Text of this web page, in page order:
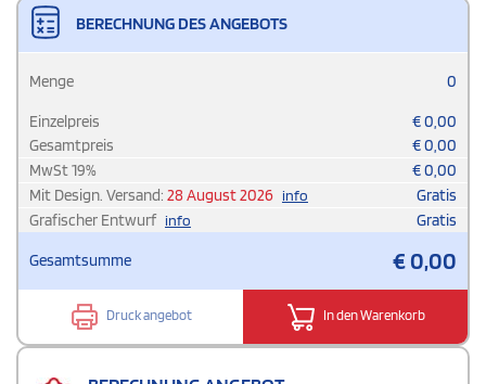
BERECHNUNG DES ANGEBOTS
Menge 0
Einzelpreis €0,00
Gesamtpreis
€0,00
MwSt19% €0,00
Mit Design. Versand: 28 August 2026 info
Gratis
Grafischer Entwurf info Gratis
Gesamtsumme €0,00
Druck angebot In den Warenkorb